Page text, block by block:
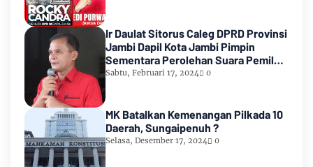
Ir Daulat Sitorus Caleg DPRD Provinsi
Jambi Dapil Kota Jambi Pimpin
Sementara Perolehan Suara Pemilu
2024
Sabtu, Februari 17, 2024 0
MK Batalkan Kemenangan Pilkada 10
Daerah, Sungaipenuh ?
Selasa, Desember 17, 2024 0